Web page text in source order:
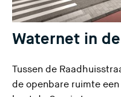
Waternet in
Tussen de
de openbare ruimte